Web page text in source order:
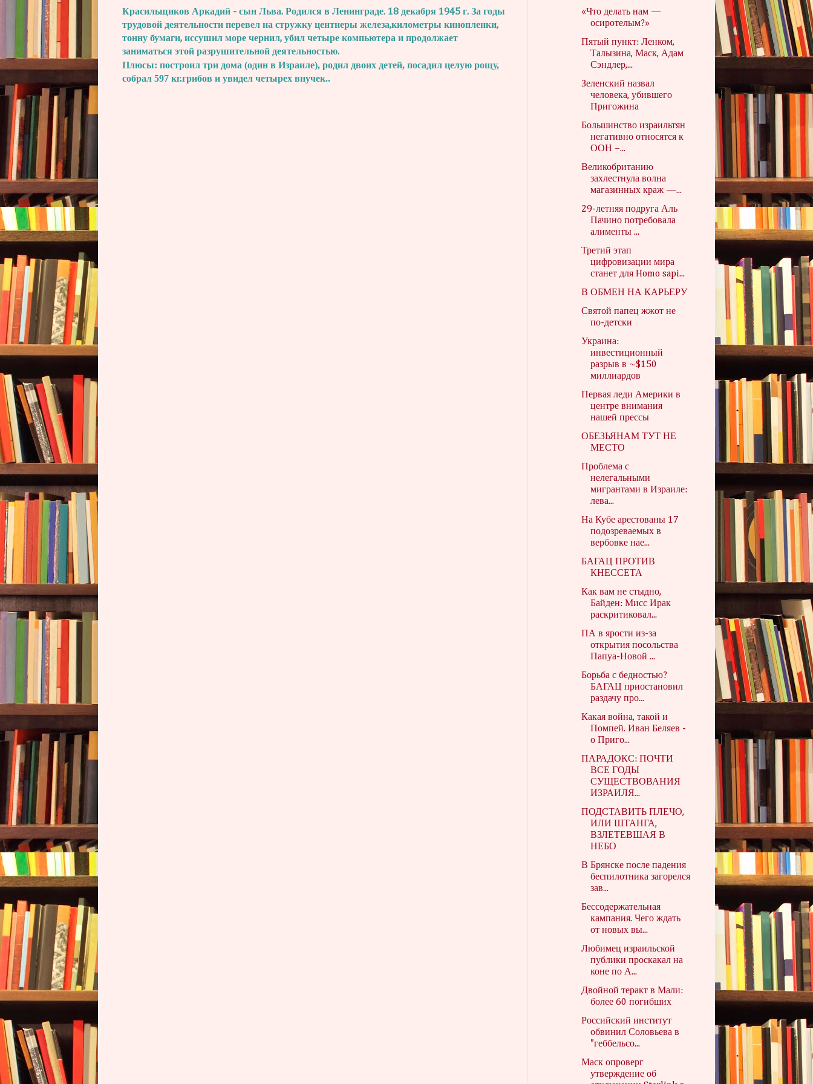
Красильщиков Аркадий - сын Льва. Родился в Ленинграде. 18 декабря 1945 г. За годы
трудовой деятельности перевел на стружку центнеры железа,километры кинопленки,
тонну бумаги, иссушил море чернил, убил четыре компьютера и продолжает
заниматься этой разрушительной деятельностью.
Плюсы: построил три дома (один в Израиле), родил двоих детей, посадил целую рощу,
собрал 597 кг.грибов и увидел четырех внучек..
«Что делать нам —
осиротелым?»
Пятый пункт: Ленком,
Талызина, Маск, Адам
Сэндлер,...
Зеленский назвал
человека, убившего
Пригожина
Большинство израильтян
негативно относятся к
ООН –...
Великобританию
захлестнула волна
магазинных краж —...
29-летняя подруга Аль
Пачино потребовала
алименты ...
Третий этап
цифровизации мира
станет для Homo sapi...
В ОБМЕН НА КАРЬЕРУ
Святой папец жжот не
по-детски
Украина:
инвестиционный
разрыв в ~$150
миллиардов
Первая леди Америки в
центре внимания
нашей прессы
ОБЕЗЬЯНАМ ТУТ НЕ
МЕСТО
Проблема с
нелегальными
мигрантами в Израиле:
лева...
На Кубе арестованы 17
подозреваемых в
вербовке нае...
БАГАЦ ПРОТИВ
КНЕССЕТА
Как вам не стыдно,
Байден: Мисс Ирак
раскритиковал...
ПА в ярости из-за
открытия посольства
Папуа-Новой ...
Борьба с бедностью?
БАГАЦ приостановил
раздачу про...
Какая война, такой и
Помпей. Иван Беляев -
о Приго...
ПАРАДОКС: ПОЧТИ
ВСЕ ГОДЫ
СУЩЕСТВОВАНИЯ
ИЗРАИЛЯ...
ПОДСТАВИТЬ ПЛЕЧО,
ИЛИ ШТАНГА,
ВЗЛЕТЕВШАЯ В
НЕБО
В Брянске после падения
беспилотника загорелся
зав...
Бессодержательная
кампания. Чего ждать
от новых вы...
Любимец израильской
публики проскакал на
коне по А...
Двойной теракт в Мали:
более 60 погибших
Российский институт
обвинил Соловьева в
"геббельсо...
Маск опроверг
утверждение об